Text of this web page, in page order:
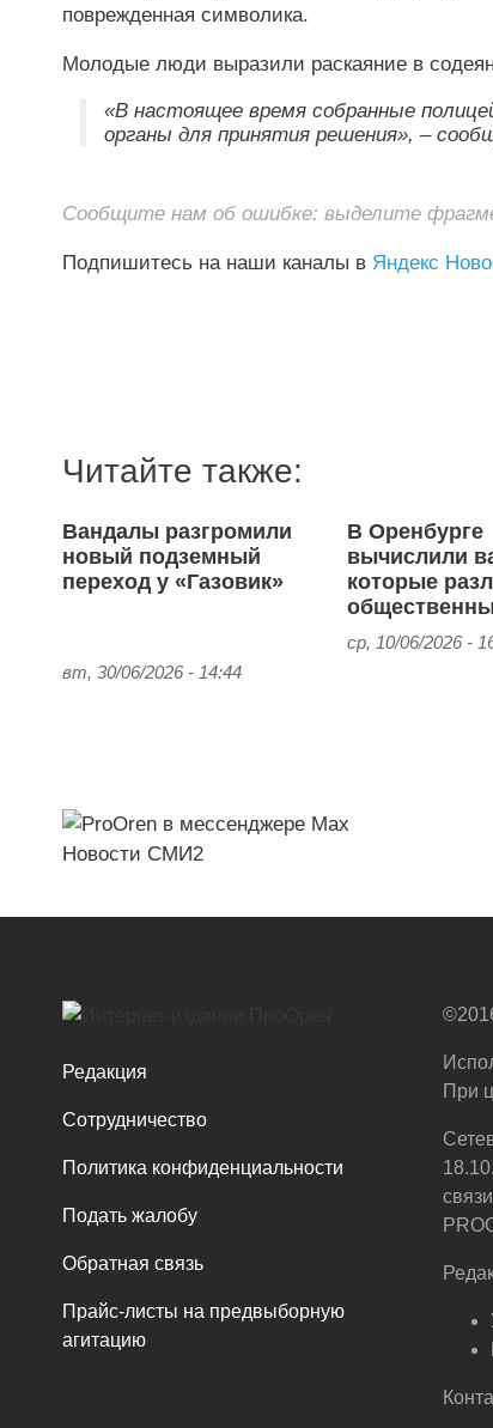
поврежденная символика.
Молодые люди выразили раскаяние в
«В настоящее время собранные
органы для принятия решения», –
Сообщите нам об ошибке: выделите
Подпишитесь на наши каналы в Яндекс
Читайте также:
Вандалы разгромили
новый подземный
переход у «Газовик»
вт, 30/06/2026 - 14:44
В Оренбурге
вычислили
которые
ср, 10/06/2026 -
Новости СМИ2
Редакция
Сотрудничество
Политика конфиденциальности
Подать жалобу
Обратная связь
Прайс-листы на предвыборную
агитацию
При